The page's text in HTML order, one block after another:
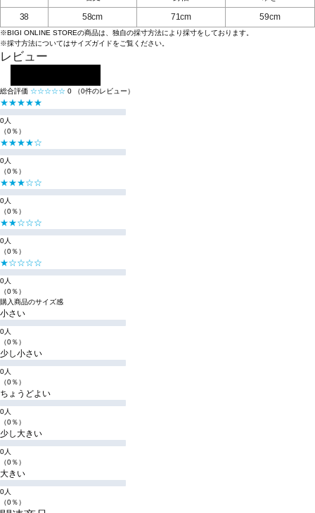
38
58cm 71cm 59cm
※BIGI ONLINE STOREの商品は、独自の採寸方法により採寸をしております。
※採寸方法についてはサイズガイドをご覧ください。
レビュー
総合評価 ☆☆☆☆☆ 0 （0件のレビュー）
★★★★★
0人
（0％）
★★★★☆
0人
（0％）
★★★☆☆
0人
（0％）
★★☆☆☆
0人
（0％）
★☆☆☆☆
0人
（0％）
購入商品のサイズ感
小さい
0人
（0％）
少し小さい
0人
（0％）
ちょうどよい
0人
（0％）
少し大きい
0人
（0％）
大きい
0人
（0％）